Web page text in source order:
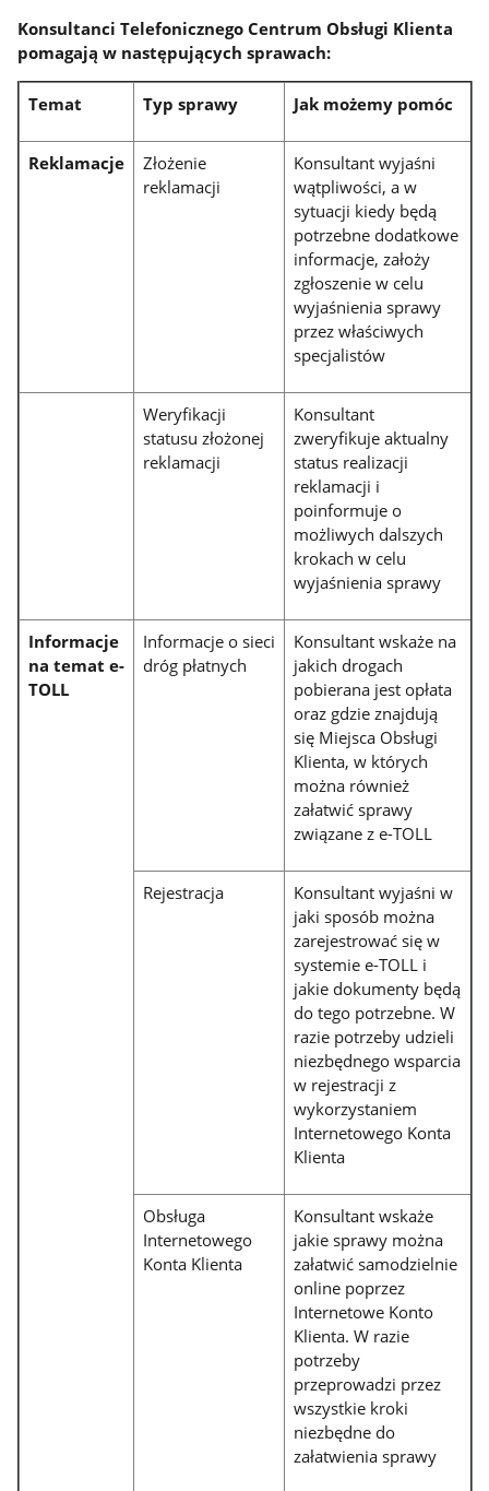
Konsultanci Telefonicznego Centrum Obsługi Klienta
pomagają w następujących sprawach:
Temat Typ sprawy Jak możemy pomóc
Reklamacje
Złożenie
reklamacji
Konsultant wyjaśni
wątpliwości, a w
sytuacji kiedy będą
potrzebne dodatkowe
informacje, założy
zgłoszenie w celu
wyjaśnienia sprawy
przez właściwych
specjalistów
Weryfikacji
statusu złożonej
reklamacji
Konsultant
zweryfikuje aktualny
status realizacji
reklamacji i
poinformuje o
możliwych dalszych
krokach w celu
wyjaśnienia sprawy
Informacje
na temat e-
TOLL
Informacje o sieci
dróg płatnych
Konsultant wskaże na
jakich drogach
pobierana jest opłata
oraz gdzie znajdują
się Miejsca Obsługi
Klienta, w których
można również
załatwić sprawy
związane z e-TOLL
Rejestracja
Konsultant wyjaśni w
jaki sposób można
zarejestrować się w
systemie e-TOLL i
jakie dokumenty będą
do tego potrzebne. W
razie potrzeby udzieli
niezbędnego wsparcia
w rejestracji z
wykorzystaniem
Internetowego Konta
Klienta
Obsługa
Internetowego
Konta Klienta
Konsultant wskaże
jakie sprawy można
załatwić samodzielnie
online poprzez
Internetowe Konto
Klienta. W razie
potrzeby
przeprowadzi przez
wszystkie kroki
niezbędne do
załatwienia sprawy